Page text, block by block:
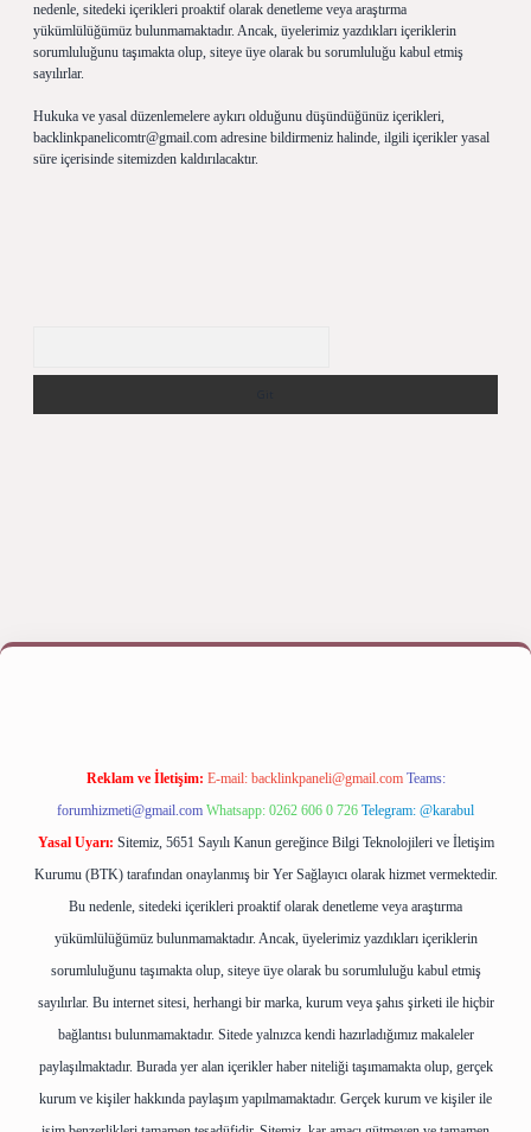
nedenle, sitedeki içerikleri proaktif olarak denetleme veya araştırma
yükümlülüğümüz bulunmamaktadır. Ancak, üyelerimiz yazdıkları içeriklerin
sorumluluğunu taşımakta olup, siteye üye olarak bu sorumluluğu kabul etmiş
sayılırlar.
Hukuka ve yasal düzenlemelere aykırı olduğunu düşündüğünüz içerikleri,
backlinkpanelicomtr@gmail.com adresine bildirmeniz halinde, ilgili içerikler yasal
süre içerisinde sitemizden kaldırılacaktır.
yapbetexper bahis
Reklam ve İletişim: E-mail: backlinkpaneli@gmail.com Teams:
forumhizmeti@gmail.com Whatsapp: 0262 606 0 726 Telegram: @karabul
Yasal Uyarı: Sitemiz, 5651 Sayılı Kanun gereğince Bilgi Teknolojileri ve İletişim
Kurumu (BTK) tarafından onaylanmış bir Yer Sağlayıcı olarak hizmet vermektedir.
Bu nedenle, sitedeki içerikleri proaktif olarak denetleme veya araştırma
yükümlülüğümüz bulunmamaktadır. Ancak, üyelerimiz yazdıkları içeriklerin
sorumluluğunu taşımakta olup, siteye üye olarak bu sorumluluğu kabul etmiş
sayılırlar. Bu internet sitesi, herhangi bir marka, kurum veya şahıs şirketi ile hiçbir
bağlantısı bulunmamaktadır. Sitede yalnızca kendi hazırladığımız makaleler
paylaşılmaktadır. Burada yer alan içerikler haber niteliği taşımamakta olup, gerçek
kurum ve kişiler hakkında paylaşım yapılmamaktadır. Gerçek kurum ve kişiler ile